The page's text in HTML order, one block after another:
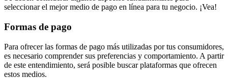
seleccionar el mejor medio de pago en línea para tu negocio. ¡Vea!
Formas de pago
Para ofrecer las formas de pago más utilizadas por tus consumidores,
es necesario comprender sus preferencias y comportamiento. A partir
de este entendimiento, será posible buscar plataformas que ofrecen
estos medios.